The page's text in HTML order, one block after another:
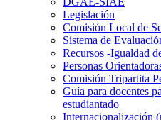
Legislación
Comisión Local de
Sistema de
Recursos -Igualdad
Personas
Comisión Tripartita
Guía para docentes
estudiantado
Internacionalización